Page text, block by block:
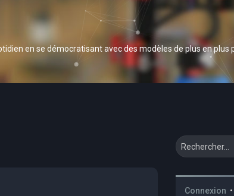
en se démocratisant avec des modèles de plus en plus
Connexion •